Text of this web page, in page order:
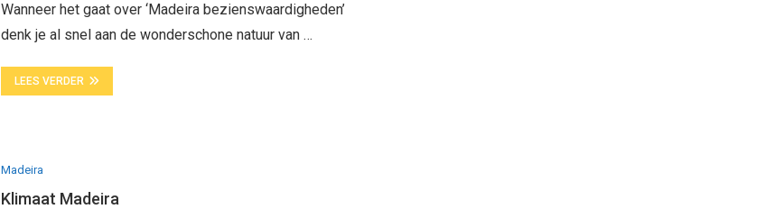
Wanneer het gaat over ‘Madeira bezienswaardigheden’
denk je al snel aan de wonderschone natuur van …
LEES VERDER
Madeira
Klimaat Madeira